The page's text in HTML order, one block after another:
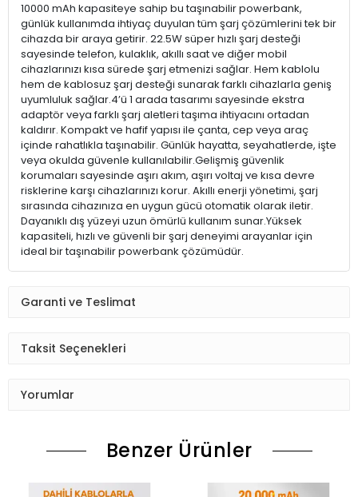
10000 mAh kapasiteye sahip bu taşınabilir powerbank,
günlük kullanımda ihtiyaç duyulan tüm şarj çözümlerini tek bir
cihazda bir araya getirir. 22.5W süper hızlı şarj desteği
sayesinde telefon, kulaklık, akıllı saat ve diğer mobil
cihazlarınızı kısa sürede şarj etmenizi sağlar. Hem kablolu
hem de kablosuz şarj desteği sunarak farklı cihazlarla geniş
uyumluluk sağlar.4’ü 1 arada tasarımı sayesinde ekstra
adaptör veya farklı şarj aletleri taşıma ihtiyacını ortadan
kaldırır. Kompakt ve hafif yapısı ile çanta, cep veya araç
içinde rahatlıkla taşınabilir. Günlük hayatta, seyahatlerde, işte
veya okulda güvenle kullanılabilir.Gelişmiş güvenlik
korumaları sayesinde aşırı akım, aşırı voltaj ve kısa devre
risklerine karşı cihazlarınızı korur. Akıllı enerji yönetimi, şarj
sırasında cihazınıza en uygun gücü otomatik olarak iletir.
Dayanıklı dış yüzeyi uzun ömürlü kullanım sunar.Yüksek
kapasiteli, hızlı ve güvenli bir şarj deneyimi arayanlar için
ideal bir taşınabilir powerbank çözümüdür.
Garanti ve Teslimat
Taksit Seçenekleri
Yorumlar
Benzer Ürünler